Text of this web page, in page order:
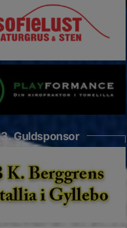
3. Guldsponsor